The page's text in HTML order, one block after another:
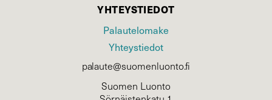
YHTEYSTIEDOT
Palautelomake
Yhteystiedot
palaute@suomenluonto.fi
Suomen Luonto